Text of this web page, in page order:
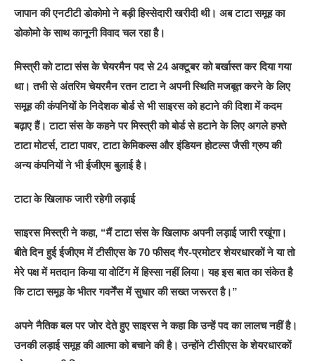
जापान की एनटीटी डोकोमो ने बड़ी हिस्सेदारी खरीदी थी। अब टाटा समूह का
डोकोमो के साथ कानूनी विवाद चल रहा है।
मिस्त्री को टाटा संस के चेयरमैन पद से 24 अक्टूबर को बर्खास्त कर दिया गया
था। तभी से अंतरिम चेयरमैन रतन टाटा ने अपनी स्थिति मजबूत करने के लिए
समूह की कंपनियों के निदेशक बोर्ड से भी साइरस को हटाने की दिशा में कदम
बढ़ाए हैं। टाटा संस के कहने पर मिस्त्री को बोर्ड से हटाने के लिए अगले हफ्ते
टाटा मोटर्स, टाटा पावर, टाटा केमिकल्स और इंडियन होटल्स जैसी ग्रुप की
अन्य कंपनियों ने भी ईजीएम बुलाई है।
टाटा के खिलाफ जारी रहेगी लड़ाई
साइरस मिस्त्री ने कहा, “मैं टाटा संस के खिलाफ अपनी लड़ाई जारी रखूंगा।
बीते दिन हुई ईजीएम में टीसीएस के 70 फीसद गैर-प्रमोटर शेयरधारकों ने या तो
मेरे पक्ष में मतदान किया या वोटिंग में हिस्सा नहीं लिया। यह इस बात का संकेत है
कि टाटा समूह के भीतर गवर्नेंस में सुधार की सख्त जरूरत है।”
अपने नैतिक बल पर जोर देते हुए साइरस ने कहा कि उन्हें पद का लालच नहीं है।
उनकी लड़ाई समूह की आत्मा को बचाने की है। उन्होंने टीसीएस के शेयरधारकों